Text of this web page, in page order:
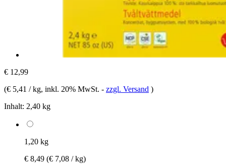
€ 12,99
(€ 5,41 / kg, inkl. 20% MwSt. - zzgl. Versand )
Inhalt: 2,40 kg
1,20 kg
€ 8,49 (€ 7,08 / kg)